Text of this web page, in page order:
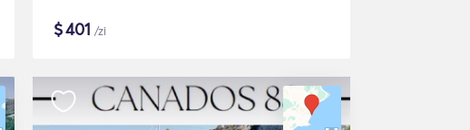
$401 /zi